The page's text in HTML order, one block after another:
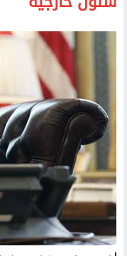
ابن جو بايدن يكشف
عظامه.. ويعوق حياته